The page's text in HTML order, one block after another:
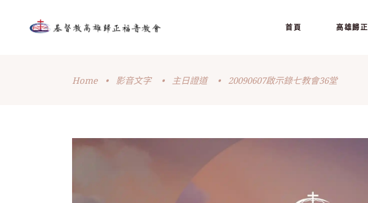
首頁 高雄歸正
Home • 影音文字 • 主日證道 • 20090607啟示錄七教會36堂